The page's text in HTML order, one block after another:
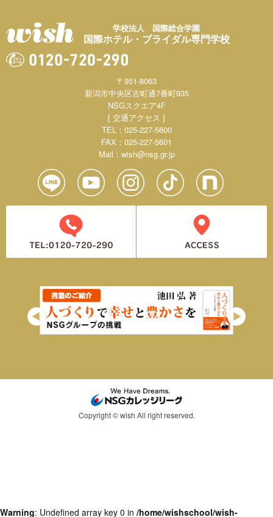
学校法人 国際総合学園
国際ホテル・ブライダル専門学校
〒951-8063
新潟市中央区古町通7番町935
NSGスクエア4F
[ 交通アクセス ]
TEL：025-227-5600
FAX：025-227-5601
Mail： wish@nsg.gr.jp
Copyright © wish All right reserved.
Warning: Undefined array key 0 in /home/wishschool/wish-